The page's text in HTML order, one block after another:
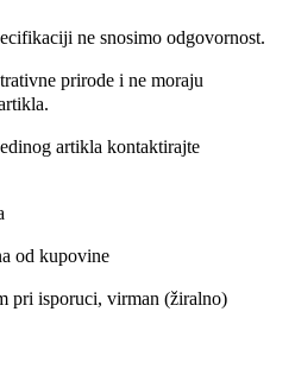
ne snosimo odgovornost.
prirode i ne moraju
artikla kontaktirajte
od kupovine
pri isporuci, virman (žiralno)